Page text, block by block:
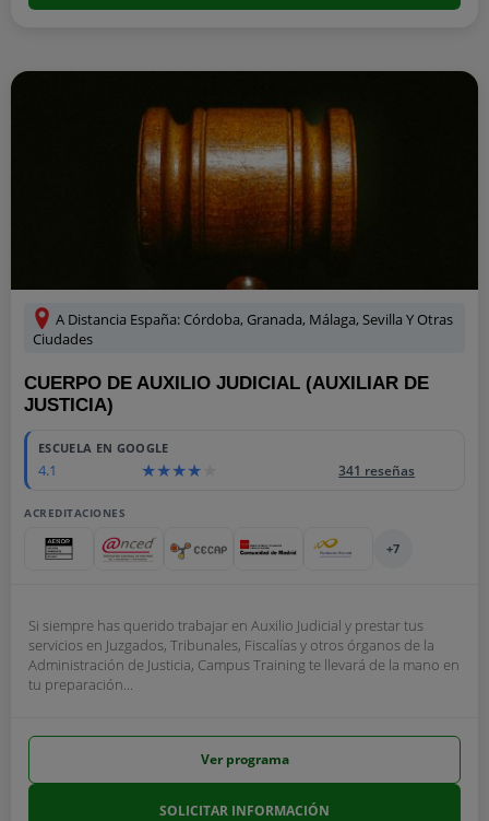
A Distancia España: Córdoba, Granada, Málaga, Sevilla Y Otras
Ciudades
CUERPO DE AUXILIO JUDICIAL (AUXILIAR DE
JUSTICIA)
ESCUELA EN GOOGLE
4.1 341 reseñas
ACREDITACIONES
+7
Si siempre has querido trabajar en Auxilio Judicial y prestar tus
servicios en Juzgados, Tribunales, Fiscalías y otros órganos de la
Administración de Justicia, Campus Training te llevará de la mano en
tu preparación...
Ver programa
SOLICITAR INFORMACIÓN